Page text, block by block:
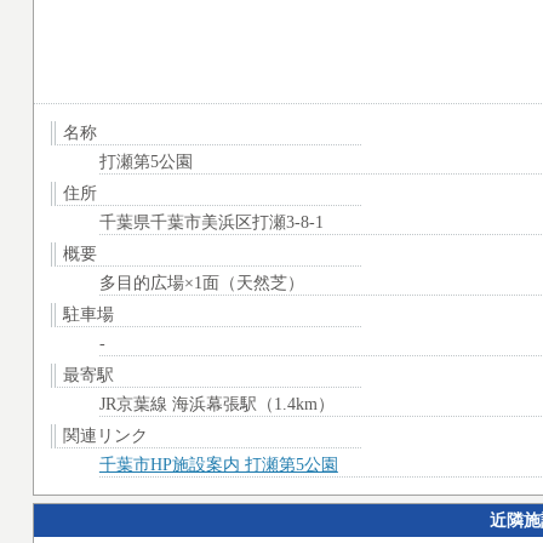
名称
打瀬第5公園
住所
千葉県千葉市美浜区打瀬3-8-1
概要
多目的広場×1面（天然芝）
駐車場
-
最寄駅
JR京葉線 海浜幕張駅（1.4km）
関連リンク
千葉市HP施設案内 打瀬第5公園
近隣